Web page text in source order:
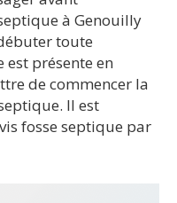
à Genouilly
toute
présente en
de commencer la
Il est
fosse septique par